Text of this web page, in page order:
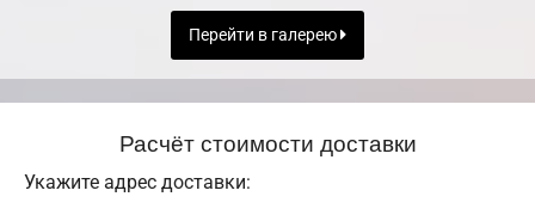
Перейти в галерею
Расчёт стоимости доставки
Укажите адрес доставки: